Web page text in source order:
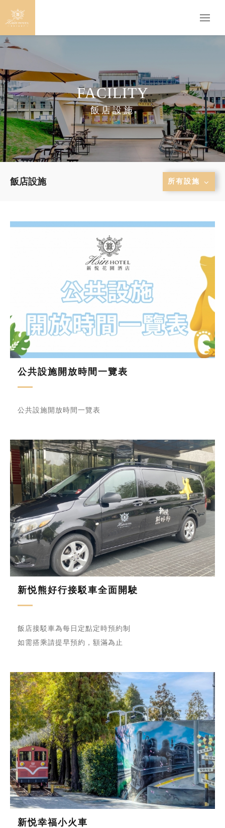
FACILITY
飯店設施
飯店設施 所有設施
公共設施開放時間一覽表
公共設施開放時間一覽表
新悦熊好行接駁車全面開駛
飯店接駁車為每日定點定時預約制
如需搭乘請提早預約，額滿為止
新悦幸福小火車